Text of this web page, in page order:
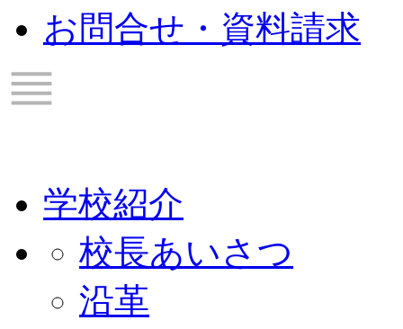
お問合せ・資料請求
学校紹介
校長あいさつ
沿革